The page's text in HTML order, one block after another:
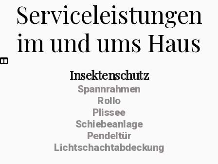
Serviceleistungen
im und ums Haus
Insektenschutz
Spannrahmen
Rollo
Plissee
Schiebeanlage
Pendeltür
Lichtschachtabdeckung